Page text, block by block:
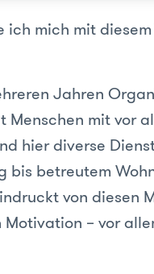
mich mit
Jahren
Menschen mit vor
hier diverse
bis betreutem
von diesen
– vor